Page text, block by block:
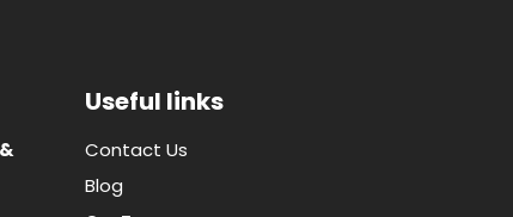
Useful links
Contact Us
Blog